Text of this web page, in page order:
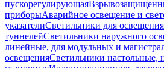
пускорегулирующая
приборыАварийное освещение и
указателиСветильники для
туннелейСветильники наружного
линейные, для модульных и
освещенияСветильники настольные,